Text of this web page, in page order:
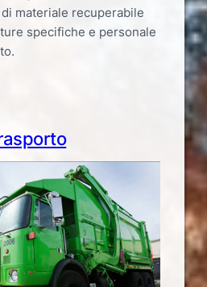
materiale recuperabile
specifiche e personale